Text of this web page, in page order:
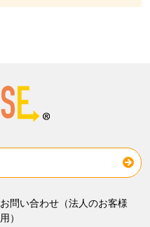
お問い合わせ（法人のお客様
用）